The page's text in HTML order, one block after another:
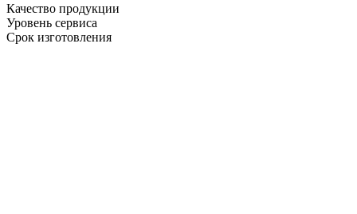
Качество продукции
Уровень сервиса
Срок изготовления